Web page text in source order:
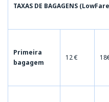
TAXAS DE BAGAGENS
Primeira
bagagem
12 €